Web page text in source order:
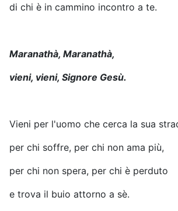
di chi è in cammino incontro a te.
Maranathà, Maranathà,
vieni, vieni, Signore Gesù.
Vieni per l'uomo che cerca la sua
per chi soffre, per chi non ama più,
per chi non spera, per chi è perduto
e trova il buio attorno a sè.